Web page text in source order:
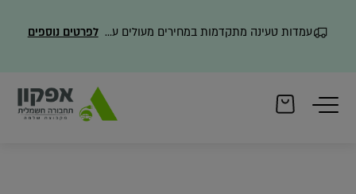
עמדות טעינה מתקדמות במחירים מעולים עם משלוח מהיר לפרטים נוספים